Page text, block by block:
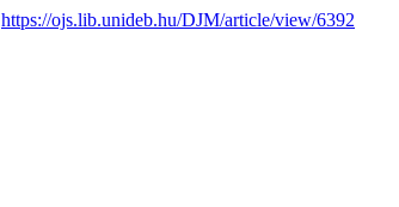
https://ojs.lib.unideb.hu/DJM/article/view/6392